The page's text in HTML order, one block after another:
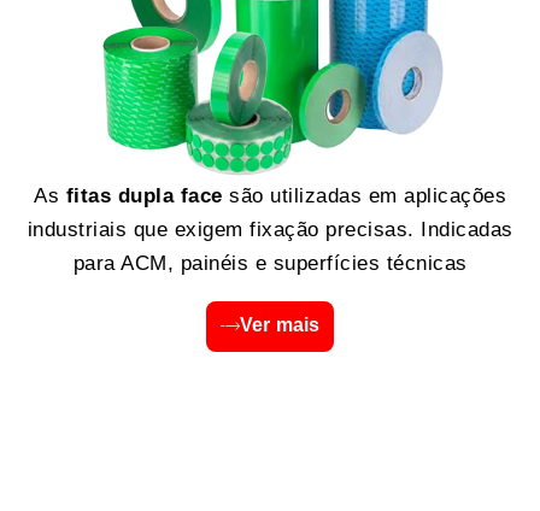
As fitas dupla face são utilizadas em aplicações
industriais que exigem fixação precisas. Indicadas
para ACM, painéis e superfícies técnicas
Ver mais